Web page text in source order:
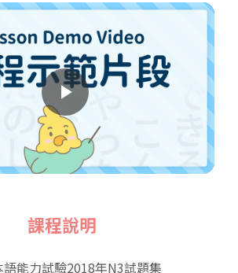
Play
Video
課程說明
能力試驗2018年N3試題集